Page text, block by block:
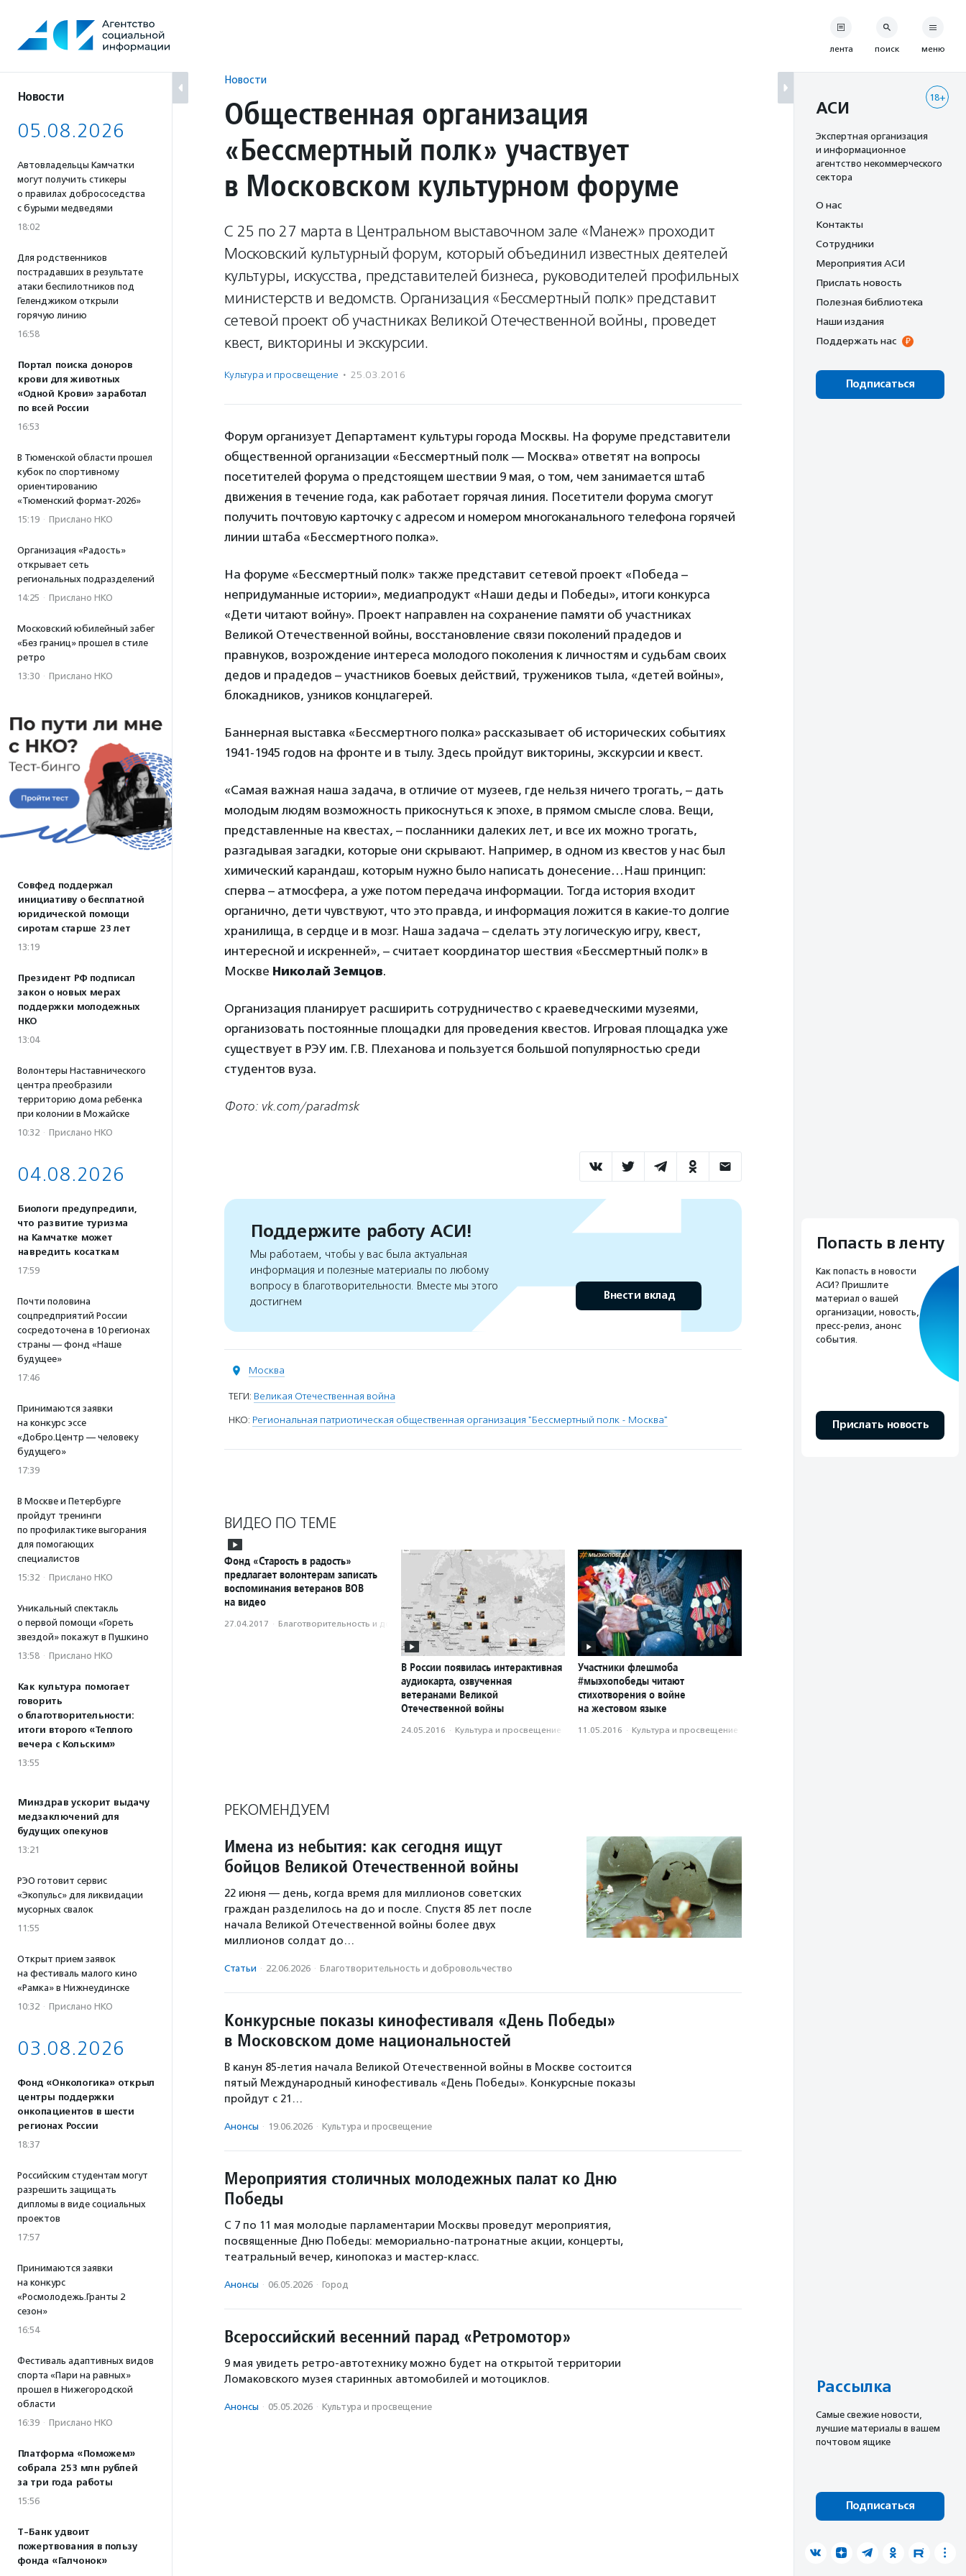
содержанию
Новости
05.08.2026
Автовладельцы Камчатки
могут получить стикеры
о правилах добрососедства
с бурыми медведями
18:02
Для родственников
пострадавших в результате
атаки беспилотников под
Геленджиком открыли
горячую линию
16:58
Портал поиска доноров
крови для животных
«Одной Крови» заработал
по всей России
16:53
В Тюменской области прошел
кубок по спортивному
ориентированию
«Тюменский формат-2026»
15:19 · Прислано НКО
Организация «Радость»
открывает сеть
региональных подразделений
14:25 · Прислано НКО
Московский юбилейный забег
«Без границ» прошел в стиле
ретро
13:30 · Прислано НКО
Совфед поддержал
инициативу о бесплатной
юридической помощи
сиротам старше 23 лет
13:19
Президент РФ подписал
закон о новых мерах
поддержки молодежных
НКО
13:04
Волонтеры Наставнического
центра преобразили
территорию дома ребенка
при колонии в Можайске
10:32 · Прислано НКО
04.08.2026
Биологи предупредили,
что развитие туризма
на Камчатке может
навредить косаткам
17:59
Почти половина
соцпредприятий России
сосредоточена в 10 регионах
страны — фонд «Наше
будущее»
17:46
Принимаются заявки
на конкурс эссе
«Добро.Центр — человеку
будущего»
17:39
В Москве и Петербурге
пройдут тренинги
по профилактике выгорания
для помогающих
специалистов
15:32 · Прислано НКО
Уникальный спектакль
о первой помощи «Гореть
звездой» покажут в Пушкино
13:58 · Прислано НКО
Как культура помогает
говорить
о благотворительности:
итоги второго «Теплого
вечера с Кольским»
13:55
Минздрав ускорит выдачу
медзаключений для
будущих опекунов
13:21
РЭО готовит сервис
«Экопульс» для ликвидации
мусорных свалок
11:55
Открыт прием заявок
на фестиваль малого кино
«Рамка» в Нижнеудинске
10:32 · Прислано НКО
03.08.2026
Фонд «Онкологика» открыл
центры поддержки
онкопациентов в шести
регионах России
18:37
Российским студентам могут
разрешить защищать
дипломы в виде социальных
проектов
17:57
Принимаются заявки
на конкурс
«Росмолодежь.Гранты 2
сезон»
16:54
Фестиваль адаптивных видов
спорта «Пари на равных»
прошел в Нижегородской
области
16:39 · Прислано НКО
Платформа «Поможем»
собрала 253 млн рублей
за три года работы
15:56
Т-Банк удвоит
пожертвования в пользу
фонда «Галчонок»
Новости
Общественная организация
«Бессмертный полк» участвует
в Московском культурном форуме
С 25 по 27 марта в Центральном выставочном зале «Манеж» проходит
Московский культурный форум, который объединил известных деятелей
культуры, искусства, представителей бизнеса, руководителей профильных
министерств и ведомств. Организация «Бессмертный полк» представит
сетевой проект об участниках Великой Отечественной войны, проведет
квест, викторины и экскурсии.
Культура и просвещение · 25.03.2016
Форум организует Департамент культуры города Москвы. На форуме представители
общественной организации «Бессмертный полк — Москва» ответят на вопросы
посетителей форума о предстоящем шествии 9 мая, о том, чем занимается штаб
движения в течение года, как работает горячая линия. Посетители форума смогут
получить почтовую карточку с адресом и номером многоканального телефона горячей
линии штаба «Бессмертного полка».
На форуме «Бессмертный полк» также представит сетевой проект «Победа –
непридуманные истории», медиапродукт «Наши деды и Победы», итоги конкурса
«Дети читают войну». Проект направлен на сохранение памяти об участниках
Великой Отечественной войны, восстановление связи поколений прадедов и
правнуков, возрождение интереса молодого поколения к личностям и судьбам своих
дедов и прадедов – участников боевых действий, тружеников тыла, «детей войны»,
блокадников, узников концлагерей.
Баннерная выставка «Бессмертного полка» рассказывает об исторических событиях
1941-1945 годов на фронте и в тылу. Здесь пройдут викторины, экскурсии и квест.
«Cамая важная наша задача, в отличие от музеев, где нельзя ничего трогать, – дать
молодым людям возможность прикоснуться к эпохе, в прямом смысле слова. Вещи,
представленные на квестах, – посланники далеких лет, и все их можно трогать,
разгадывая загадки, которые они скрывают. Например, в одном из квестов у нас был
химический карандаш, которым нужно было написать донесение…Наш принцип:
сперва – атмосфера, а уже потом передача информации. Тогда история входит
органично, дети чувствуют, что это правда, и информация ложится в какие-то долгие
хранилища, в сердце и в мозг. Наша задача – сделать эту логическую игру, квест,
интересной и искренней», – считает координатор шествия «Бессмертный полк» в
Москве Николай Земцов.
Организация планирует расширить сотрудничество с краеведческими музеями,
организовать постоянные площадки для проведения квестов. Игровая площадка уже
существует в РЭУ им. Г.В. Плеханова и пользуется большой популярностью среди
студентов вуза.
Фото: vk.com/paradmsk
Поддержите работу АСИ!
Мы работаем, чтобы у вас была актуальная
информация и полезные материалы по любому
вопросу в благотворительности. Вместе мы этого
достигнем
Внести вклад
Москва
ТЕГИ: Великая Отечественная война
НКО: Региональная патриотическая общественная организация "Бессмертный полк - Москва"
ВИДЕО ПО ТЕМЕ
Фонд «Старость в радость»
предлагает волонтерам записать
воспоминания ветеранов ВОВ
на видео
27.04.2017 · Благотвори­тель­ность и доброволь­чест­во
В России появилась интерактивная
аудиокарта, озвученная
ветеранами Великой
Отечественной войны
24.05.2016 · Культура и просвещение
Участники флешмоба
#мыэхопобеды читают
стихотворения о войне
на жестовом языке
11.05.2016 · Культура и просвещение
РЕКОМЕНДУЕМ
Имена из небытия: как сегодня ищут
бойцов Великой Отечественной войны
22 июня — день, когда время для миллионов советских
граждан разделилось на до и после. Спустя 85 лет после
начала Великой Отечественной войны более двух
миллионов солдат до…
Статьи · 22.06.2026 · Благотвори­тель­ность и доброволь­чест­во
Конкурсные показы кинофестиваля «День Победы»
в Московском доме национальностей
В канун 85-летия начала Великой Отечественной войны в Москве состоится
пятый Международный кинофестиваль «День Победы». Конкурсные показы
пройдут с 21…
Анонсы · 19.06.2026 · Культура и просвещение
Мероприятия столичных молодежных палат ко Дню
Победы
С 7 по 11 мая молодые парламентарии Москвы проведут мероприятия,
посвященные Дню Победы: мемориально-патронатные акции, концерты,
театральный вечер, кинопоказ и мастер-класс.
Анонсы · 06.05.2026 · Город
Всероссийский весенний парад «Ретромотор»
9 мая увидеть ретро-автотехнику можно будет на открытой территории
Ломаковского музея старинных автомобилей и мотоциклов.
Анонсы · 05.05.2026 · Культура и просвещение
лента поиск меню
18+
АСИ
Экспертная организация
и информационное
агентство некоммерческого
сектора
О нас
Контакты
Сотрудники
Мероприятия АСИ
Прислать новость
Полезная библиотека
Наши издания
Поддержать нас
Подписаться
Попасть в ленту
Как попасть в новости
АСИ? Пришлите
материал о вашей
организации, новость,
пресс-релиз, анонс
события.
Прислать новость
Рассылка
Cамые свежие новости,
лучшие материалы в вашем
почтовом ящике
Подписаться